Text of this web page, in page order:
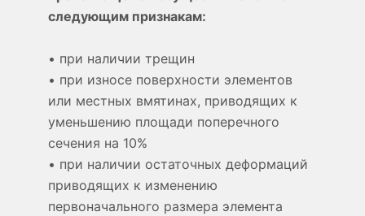
следующим признакам:
• при наличии трещин
• при износе поверхности элементов
или местных вмятинах, приводящих к
уменьшению площади поперечного
сечения на 10%
• при наличии остаточных деформаций
приводящих к изменению
первоначального размера элемента